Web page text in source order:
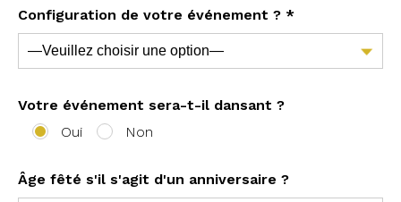
Configuration de votre événement ? *
Votre événement sera-t-il dansant ?
Oui
Non
Âge fêté s'il s'agit d'un anniversaire ?